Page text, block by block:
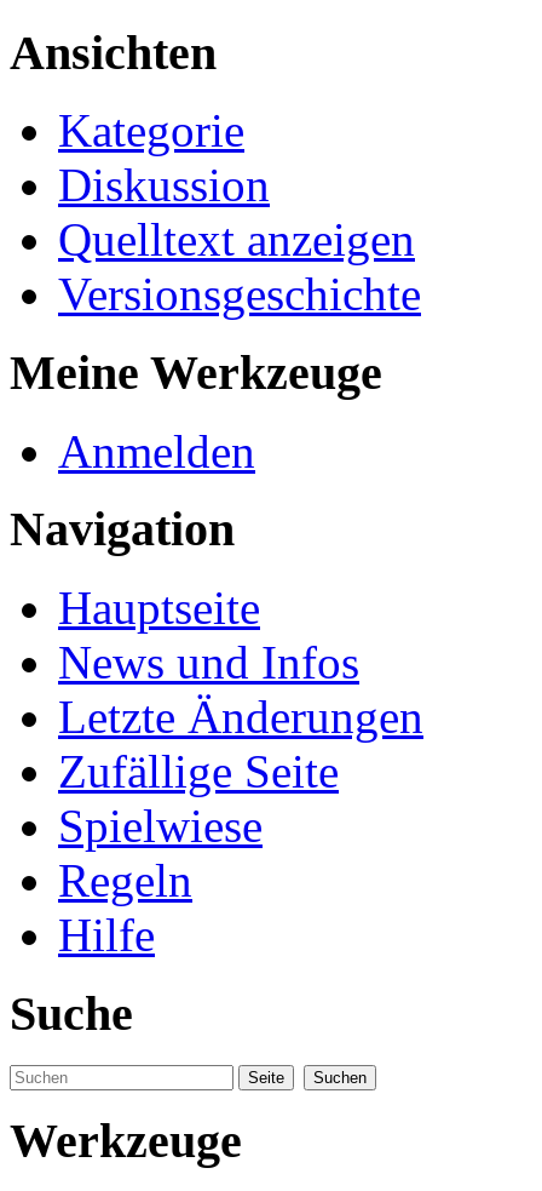
Ansichten
Kategorie
Diskussion
Quelltext anzeigen
Versionsgeschichte
Meine Werkzeuge
Anmelden
Navigation
Hauptseite
News und Infos
Letzte Änderungen
Zufällige Seite
Spielwiese
Regeln
Hilfe
Suche
Werkzeuge